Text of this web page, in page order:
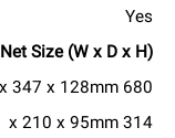
Yes
Net Size (W x D x H)
680 x 347 x 128mm
314 x 210 x 95mm